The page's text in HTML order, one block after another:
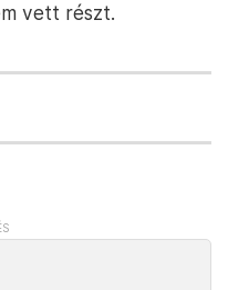
vett részt.